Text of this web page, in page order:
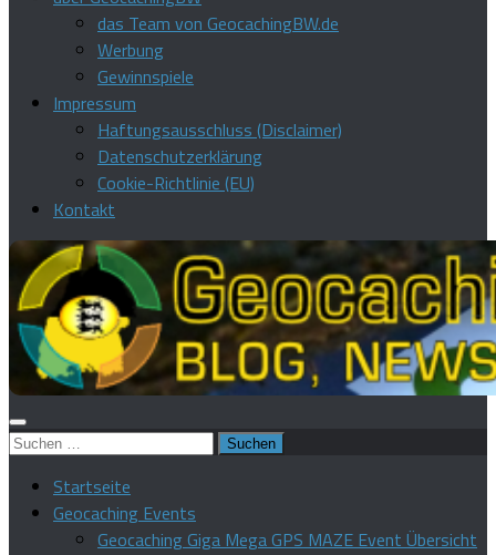
das Team von GeocachingBW.de
Werbung
Gewinnspiele
Impressum
Haftungsausschluss (Disclaimer)
Datenschutzerklärung
Cookie-Richtlinie (EU)
Kontakt
Suchen
Startseite
Geocaching Events
Geocaching Giga Mega GPS MAZE Event Übersicht